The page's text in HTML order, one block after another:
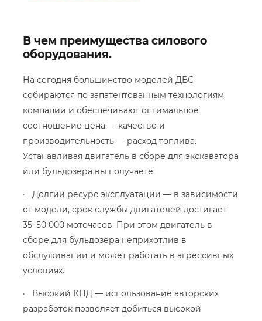
В чем преимущества силового
оборудования.
На сегодня большинство моделей ДВС
собираются по запатентованным технологиям
компании и обеспечивают оптимальное
соотношение цена — качество и
производительность — расход топлива.
Устанавливая двигатель в сборе для экскаватора
или бульдозера вы получаете:
· Долгий ресурс эксплуатации — в зависимости
от модели, срок службы двигателей достигает
35–50 000 моточасов. При этом двигатель в
сборе для бульдозера неприхотлив в
обслуживании и может работать в агрессивных
условиях.
· Высокий КПД — использование авторских
разработок позволяет добиться высокой